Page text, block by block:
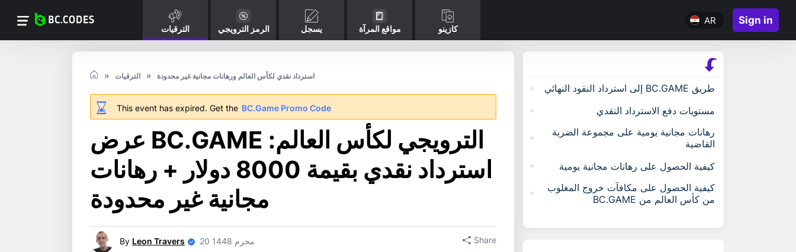
الترقيات الرمز الترويجي يسجل مواقع المرآة كازينو
AR Sign in
الترقيات استرداد نقدي لكأس العالم ورهانات مجانية غير محدودة
This event has expired. Get the BC.Game Promo Code
عرض BC.GAME الترويجي لكأس العالم:
استرداد نقدي بقيمة 8000 دولار + رهانات
مجانية غير محدودة
By Leon Travers 20 محرم 1448 Share
طريق BC.GAME إلى استرداد النقود النهائي
مستويات دفع الاسترداد النقدي
رهانات مجانية يومية على مجموعة الضربة
القاضية
كيفية الحصول على رهانات مجانية يومية
كيفية الحصول على مكافآت خروج المغلوب
من كأس العالم من BC.GAME